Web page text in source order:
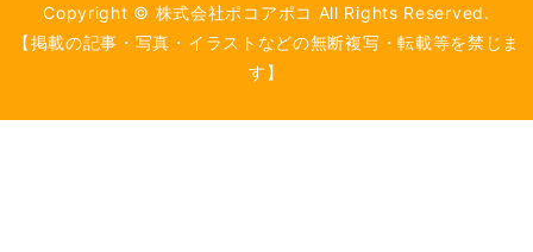
Copyright © 株式会社ポコアポコ All Rights Reserved.
【掲載の記事・写真・イラストなどの無断複写・転載等を禁じま
す】